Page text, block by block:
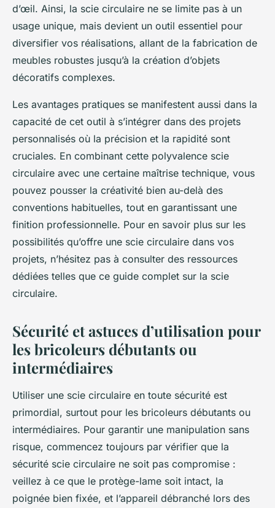
d’œil. Ainsi, la scie circulaire ne se limite pas à un
usage unique, mais devient un outil essentiel pour
diversifier vos réalisations, allant de la fabrication de
meubles robustes jusqu’à la création d’objets
décoratifs complexes.
Les avantages pratiques se manifestent aussi dans la
capacité de cet outil à s’intégrer dans des projets
personnalisés où la précision et la rapidité sont
cruciales. En combinant cette polyvalence scie
circulaire avec une certaine maîtrise technique, vous
pouvez pousser la créativité bien au-delà des
conventions habituelles, tout en garantissant une
finition professionnelle. Pour en savoir plus sur les
possibilités qu’offre une scie circulaire dans vos
projets, n’hésitez pas à consulter des ressources
dédiées telles que ce guide complet sur la scie
circulaire.
Sécurité et astuces d’utilisation pour
les bricoleurs débutants ou
intermédiaires
Utiliser une scie circulaire en toute sécurité est
primordial, surtout pour les bricoleurs débutants ou
intermédiaires. Pour garantir une manipulation sans
risque, commencez toujours par vérifier que la
sécurité scie circulaire ne soit pas compromise :
veillez à ce que le protège-lame soit intact, la
poignée bien fixée, et l’appareil débranché lors des